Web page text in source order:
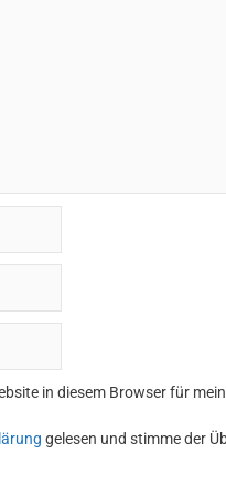
in diesem Browser für
gelesen und stimme der